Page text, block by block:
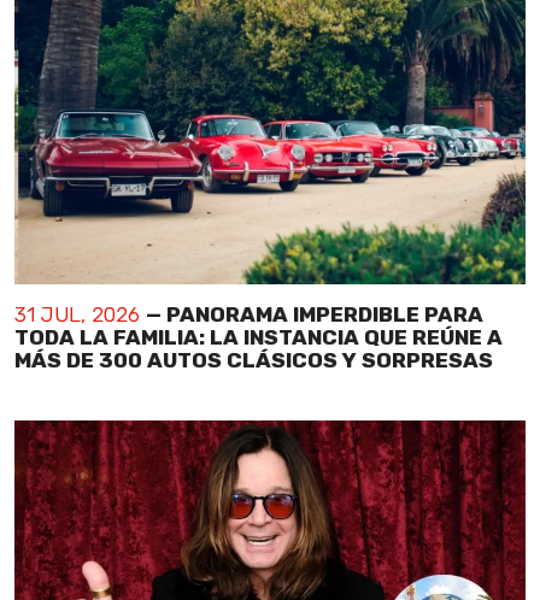
31 JUL, 2026 — PANORAMA IMPERDIBLE PARA
TODA LA FAMILIA: LA INSTANCIA QUE REÚNE A
MÁS DE 300 AUTOS CLÁSICOS Y SORPRESAS